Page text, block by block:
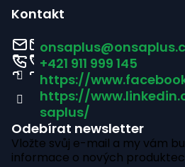
ý
p
i
s
áKontakt
onsaplus@
+421 911 999 145
https://
https://
saplus/
Odebírat newsletter
Vložte svůj e-mail a my vám
informace o nových